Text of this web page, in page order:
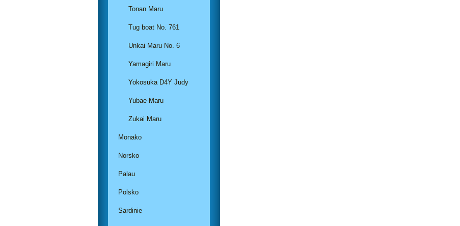
Tonan Maru
Tug boat No. 761
Unkai Maru No. 6
Yamagiri Maru
Yokosuka D4Y Judy
Yubae Maru
Zukai Maru
Monako
Norsko
Palau
Polsko
Sardinie